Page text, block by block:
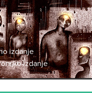
izdanje
izdanje